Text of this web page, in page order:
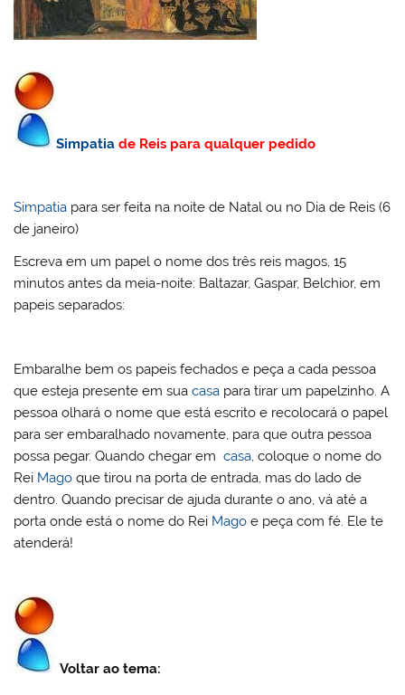
Simpatia de Reis para qualquer pedido
Simpatia para ser feita na noite de Natal ou no Dia de Reis (6
de janeiro)
Escreva em um papel o nome dos três reis magos, 15
minutos antes da meia-noite: Baltazar, Gaspar, Belchior, em
papeis separados:
Embaralhe bem os papeis fechados e peça a cada pessoa
que esteja presente em suacasa para tirar um papelzinho. A
pessoa olhará o nome que está escrito e recolocará o papel
para ser embaralhado novamente, para que outra pessoa
possa pegar. Quando chegar emcasa , coloque o nome do
Rei Mago que tirou na porta de entrada, mas do lado de
dentro. Quando precisar de ajuda durante o ano, vá até a
porta onde está o nome do Rei Mago e peça com fé. Ele te
atenderá!
Voltar ao tema: